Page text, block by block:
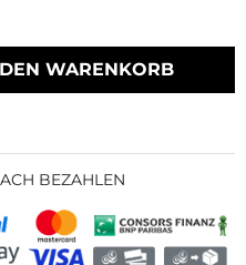
WARENKORB
BEZAHLEN